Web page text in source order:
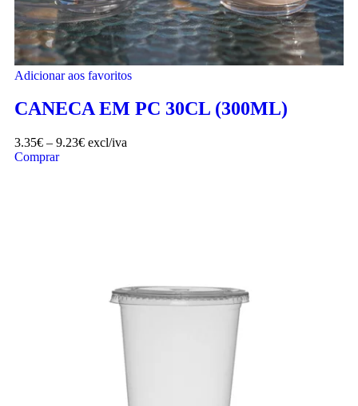
Adicionar aos favoritos
CANECA EM PC 30CL (300ML)
3.35€ – 9.23€ excl/iva
Comprar